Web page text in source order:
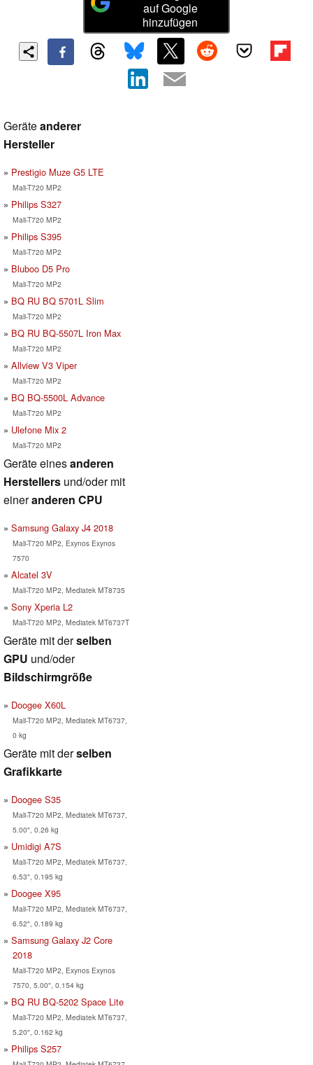
auf Google
hinzufügen
Geräteanderer
Hersteller
Prestigio Muze G5 LTE
Mali-T720 MP2
Philips S327
Mali-T720 MP2
Philips S395
Mali-T720 MP2
Bluboo D5 Pro
Mali-T720 MP2
BQ RU BQ 5701L Slim
Mali-T720 MP2
BQ RU BQ-5507L Iron Max
Mali-T720 MP2
Allview V3 Viper
Mali-T720 MP2
BQ BQ-5500L Advance
Mali-T720 MP2
Ulefone Mix 2
Mali-T720 MP2
Geräte einesanderen
Herstellers und/oder mit
eineranderen CPU
Samsung Galaxy J4 2018
Mali-T720 MP2, Exynos Exynos
7570
Alcatel 3V
Mali-T720 MP2, Mediatek MT8735
Sony Xperia L2
Mali-T720 MP2, Mediatek MT6737T
Geräte mit derselben
GPU und/oder
Bildschirmgröße
Doogee X60L
Mali-T720 MP2, Mediatek MT6737,
0 kg
Geräte mit derselben
Grafikkarte
Doogee S35
Mali-T720 MP2, Mediatek MT6737,
5.00", 0.26 kg
Umidigi A7S
Mali-T720 MP2, Mediatek MT6737,
6.53", 0.195 kg
Doogee X95
Mali-T720 MP2, Mediatek MT6737,
6.52", 0.189 kg
Samsung Galaxy J2 Core
2018
Mali-T720 MP2, Exynos Exynos
7570, 5.00", 0.154 kg
BQ RU BQ-5202 Space Lite
Mali-T720 MP2, Mediatek MT6737,
5.20", 0.162 kg
Philips S257